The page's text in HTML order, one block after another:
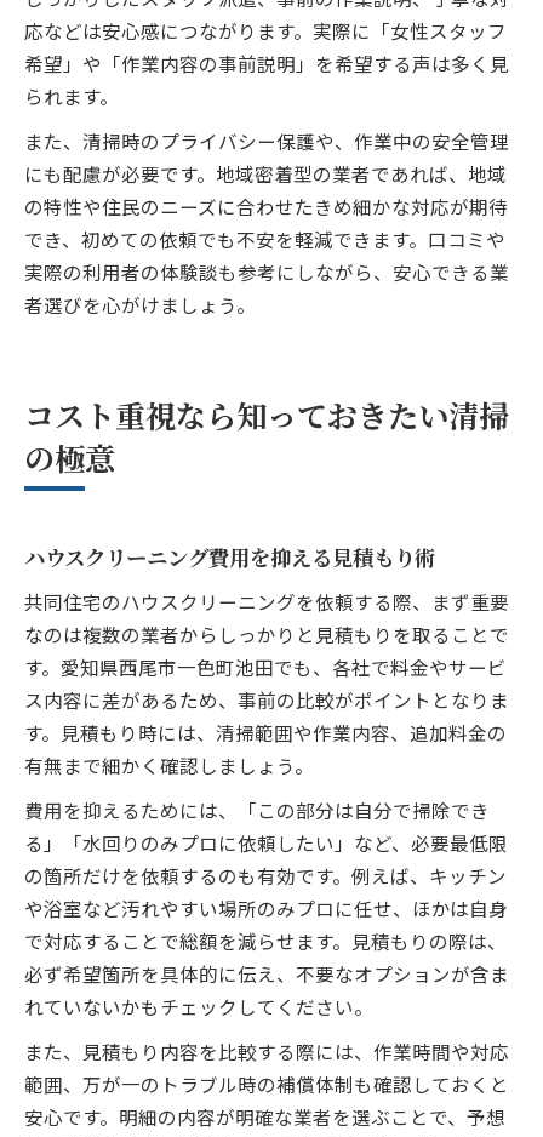
応などは安心感につながります。実際に「女性スタッフ
希望」や「作業内容の事前説明」を希望する声は多く見
られます。
また、清掃時のプライバシー保護や、作業中の安全管理
にも配慮が必要です。地域密着型の業者であれば、地域
の特性や住民のニーズに合わせたきめ細かな対応が期待
でき、初めての依頼でも不安を軽減できます。口コミや
実際の利用者の体験談も参考にしながら、安心できる業
者選びを心がけましょう。
コスト重視なら知っておきたい清掃
の極意
ハウスクリーニング費用を抑える見積もり術
共同住宅のハウスクリーニングを依頼する際、まず重要
なのは複数の業者からしっかりと見積もりを取ることで
す。愛知県西尾市一色町池田でも、各社で料金やサービ
ス内容に差があるため、事前の比較がポイントとなりま
す。見積もり時には、清掃範囲や作業内容、追加料金の
有無まで細かく確認しましょう。
費用を抑えるためには、「この部分は自分で掃除でき
る」「水回りのみプロに依頼したい」など、必要最低限
の箇所だけを依頼するのも有効です。例えば、キッチン
や浴室など汚れやすい場所のみプロに任せ、ほかは自身
で対応することで総額を減らせます。見積もりの際は、
必ず希望箇所を具体的に伝え、不要なオプションが含ま
れていないかもチェックしてください。
また、見積もり内容を比較する際には、作業時間や対応
範囲、万が一のトラブル時の補償体制も確認しておくと
安心です。明細の内容が明確な業者を選ぶことで、予想